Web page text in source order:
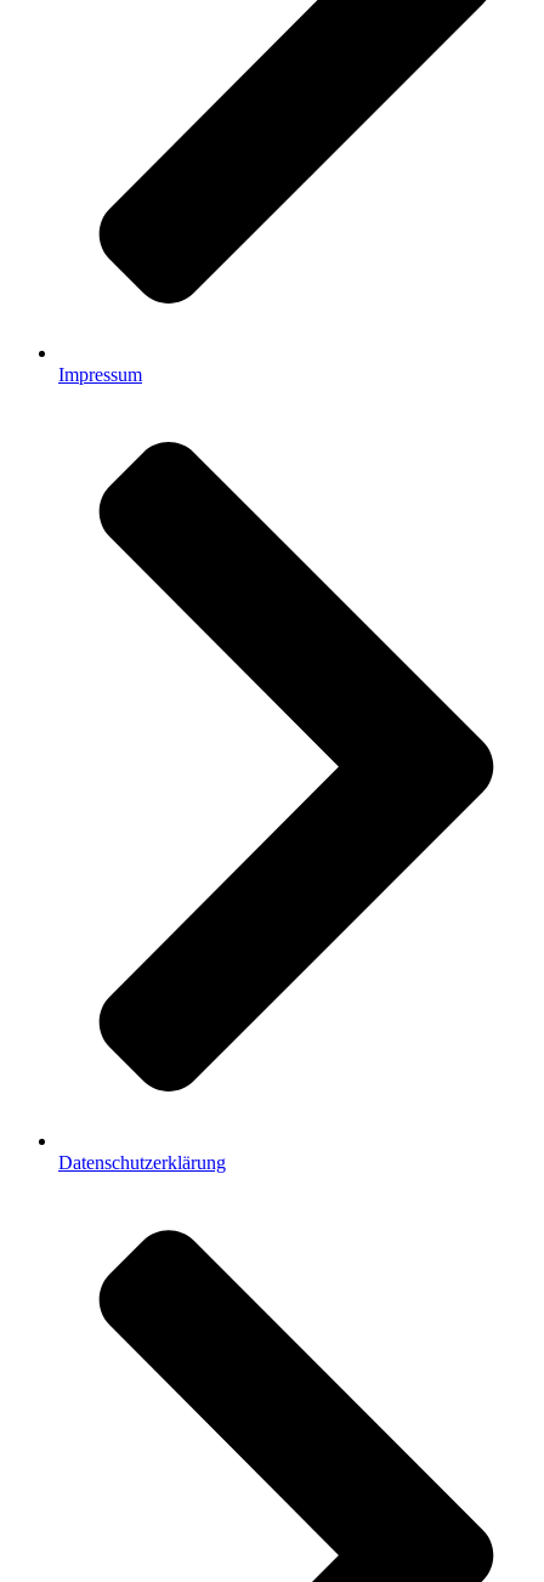
Impressum
Datenschutzerklärung